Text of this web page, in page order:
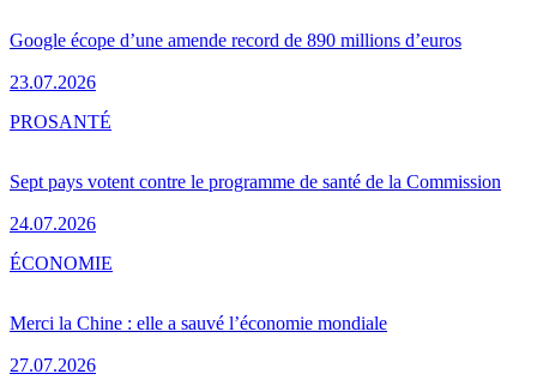
Google écope d’une amende record de 890 millions d’euros
23.07.2026
Sept pays votent contre le programme de santé de la Commission
24.07.2026
PROSANTÉ
Merci la Chine : elle a sauvé l’économie mondiale
27.07.2026
ÉCONOMIE